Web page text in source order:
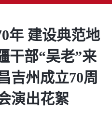
年 建设典范地
干部“吴老”来
州成立70周
演出花絮